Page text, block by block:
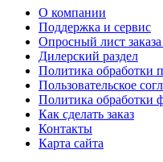
О компании
Поддержка и сервис
Опросный лист заказа
Дилерский раздел
Политика обработки
Пользовательское
Политика обработки
Как сделать заказ
Контакты
Карта сайта